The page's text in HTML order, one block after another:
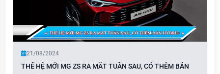
21/08/2024
THẾ HỆ MỚI MG ZS RA MẮT TUẦN SAU, CÓ THÊM BẢN